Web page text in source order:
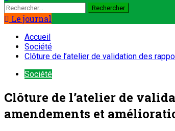
Le journal
Accueil
Société
Clôture de l’atelier de validation des
Société
Clôture de l’atelier de
amendements et